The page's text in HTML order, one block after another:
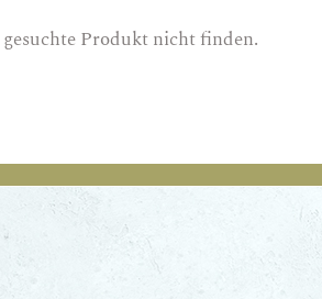
Produkt nicht finden.